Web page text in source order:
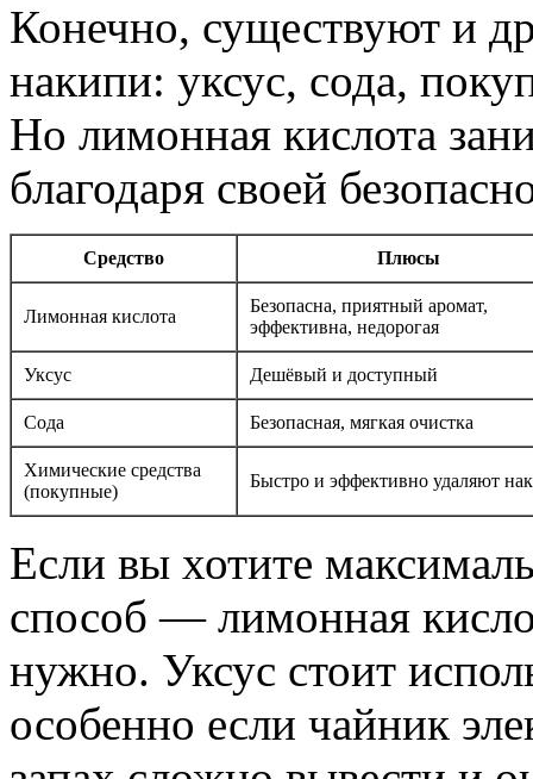
Конечно, существуют и
накипи: уксус, сода,
Но лимонная кислота
благодаря своей
Средство Плюсы
Лимонная кислота
Безопасна, приятный аромат,
эффективна, недорогая
Уксус Дешёвый и доступный
Сода Безопасная, мягкая очистка
Химические средства
(покупные)
Быстро и эффективно удаляют
Если вы хотите
способ — лимонная
нужно. Уксус стоит
особенно если чайник